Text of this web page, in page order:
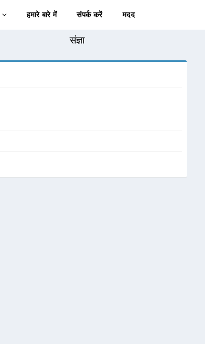
हमारे बारे में संपर्क करें मदद
संज्ञा